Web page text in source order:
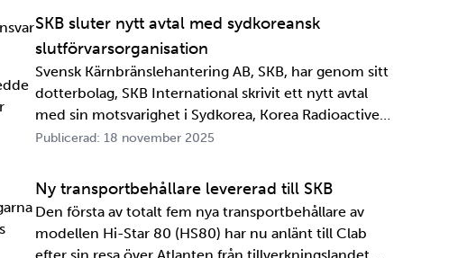
SKB sluter nytt avtal med sydkoreansk
slutförvarsorganisation
Svensk Kärnbränslehantering AB, SKB, har genom sitt
dotterbolag, SKB International skrivit ett nytt avtal
med sin motsvarighet i Sydkorea, Korea Radioactive
Waste Agency, KORAD. Avtalet, som är ett så kallat
samarbetet mellan de två organisationerna. …
Publicerad: 18 november 2025
Ny transportbehållare levererad till SKB
Den första av totalt fem nya transportbehållare av
modellen Hi-Star 80 (HS80) har nu anlänt till Clab